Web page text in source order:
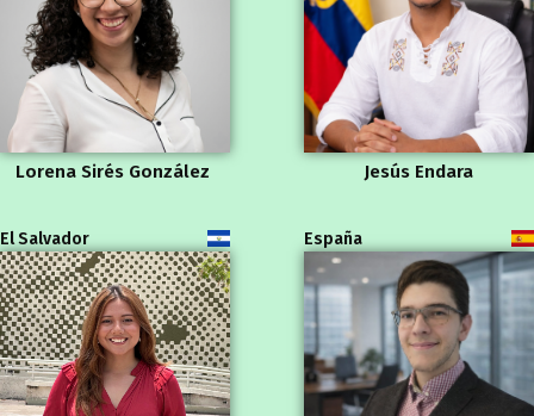
Lorena Sirés González Jesús Endara
El Salvador España